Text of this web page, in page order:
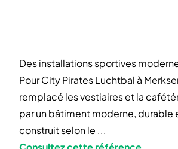
Des installations sportives
Pour City Pirates Luchtbal à
remplacé les vestiaires et la
par un bâtiment moderne, durable
construit selon le ...